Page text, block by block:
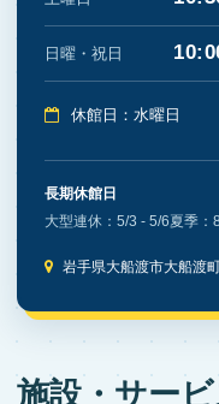
日曜・祝日
休館日：水曜日
長期休館日
大型連休：5/3 - 5/6夏季：
岩手県大船渡市大船渡
施設・サービ